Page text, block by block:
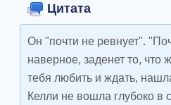
Цитата
Он "почти не ревнует".
наверное, заденет то,
тебя любить и ждать,
Келли не вошла глубоко в